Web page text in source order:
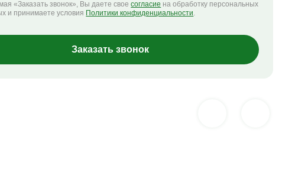
«Заказать звонок», Вы даете своесогласие на обработку персональных
и принимаете условия Политики конфиденциальности.
Заказать звонок